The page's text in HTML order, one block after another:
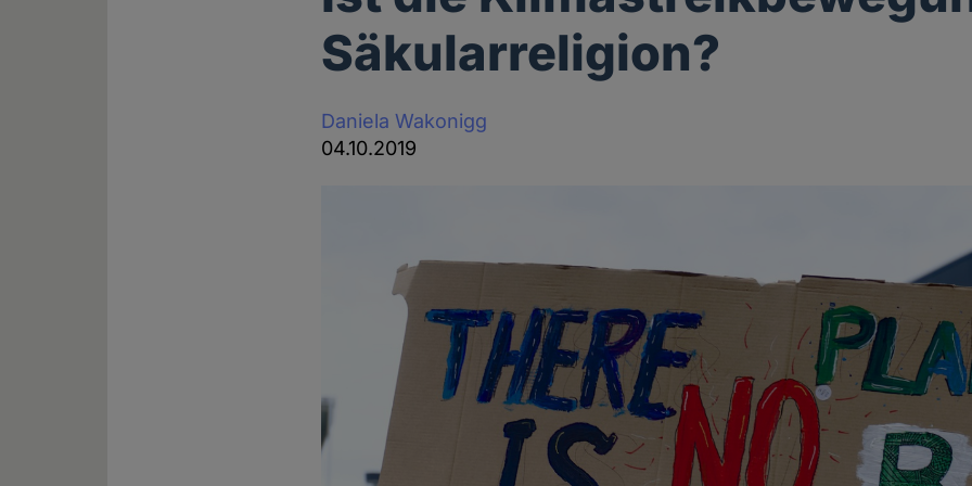
Säkularreligion?
Daniela Wakonigg
04.10.2019